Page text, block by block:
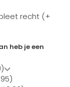
recht (+
heb je een